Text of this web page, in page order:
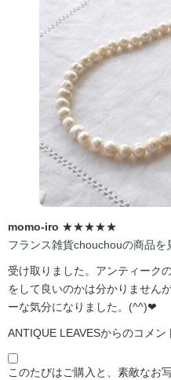
momo-iro ★★★★★
フランス雑貨chouchouの商品を
受け取りました。アンティーク
をして良いのかは分かりません
ーな気分になりました。(^^)❤
ANTIQUE LEAVESからのコメン
このたびはご購入と、素敵なお